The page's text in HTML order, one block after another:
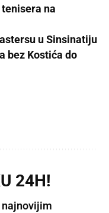
na
u Sinsinatiju
bez Kostića do
24H!